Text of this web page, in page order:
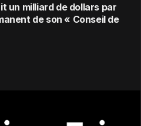
un milliard de dollars par
de son « Conseil de